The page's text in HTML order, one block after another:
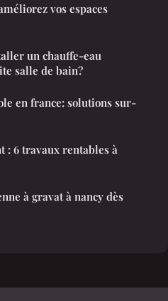
vos espaces
un chauffe-eau
salle de bain?
en france: solutions sur-
: 6 travaux rentables à
à gravat à nancy dès